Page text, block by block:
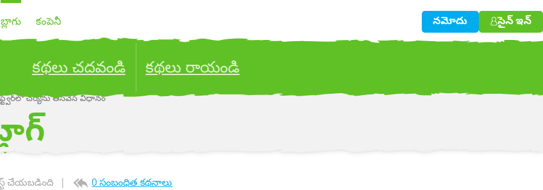
బ్లాగు కంపెనీ నమోదు సైన్ ఇన్
కథలు చదవండి కథలు రాయండి
your stories to a global audience.
చర్యను తీసివేసే విధానం
చేయబడింది 0 సంబంధిత కథనాలు